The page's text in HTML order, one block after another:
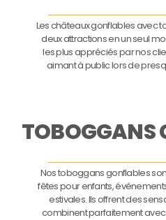
Les châteaux gonflables avec
deux attractions en un seul
les plus appréciés par nos
aimant à public lors de
TOBOGGANS
Nos toboggans gonflables
fêtes pour enfants,
estivales. Ils offrent des
combinent parfaitement